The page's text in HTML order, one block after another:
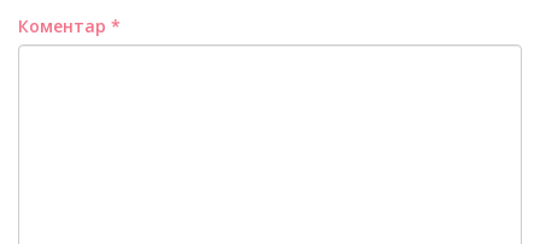
Коментар *